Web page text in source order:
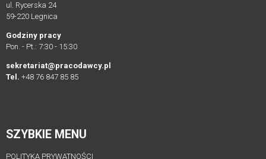
PRACODAWCÓW
Proces
legislacyjny
KONSULTACJE
SPOŁECZNE
ul. Rycerska 24
59-220 Legnica
Godziny pracy
Pon. - Pt.: 7:30 - 15:30
sekretariat@pracodawcy.pl
Tel. +48 76 847 85 85
SZYBKIE MENU
POLITYKA PRYWATNOŚCI